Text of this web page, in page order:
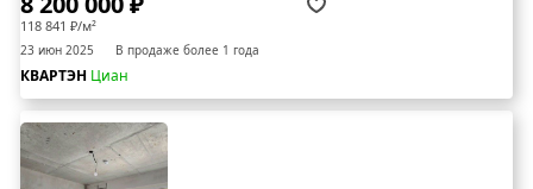
118 841 ₽/м²
23 июн 2025 В продаже более 1 года
КВАРТЭН Циан